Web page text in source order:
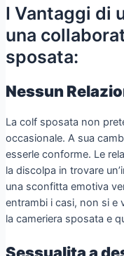
I Vantaggi di
una
sposata:
Nessun
La colf sposata non
occasionale. A sua
esserle conforme. Le
la discolpa in trovare
una sconfitta emotiva
entrambi i casi, non si e
la cameriera sposata e